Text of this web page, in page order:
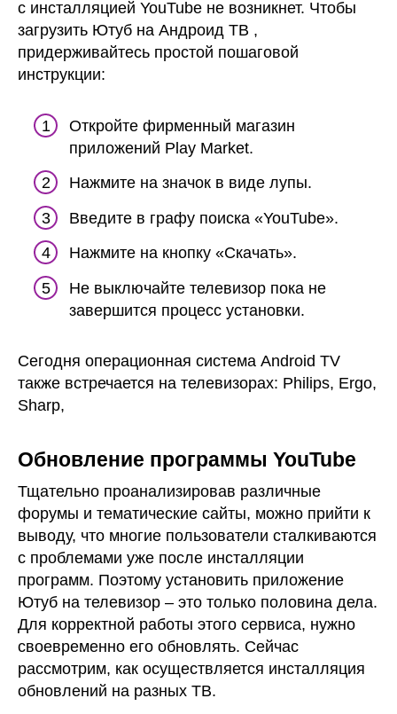
с инсталляцией YouTube не возникнет. Чтобы
загрузить Ютуб на Андроид ТВ ,
придерживайтесь простой пошаговой
инструкции:
Откройте фирменный магазин
приложений Play Market.
Нажмите на значок в виде лупы.
Введите в графу поиска «YouTube».
Нажмите на кнопку «Скачать».
Не выключайте телевизор пока не
завершится процесс установки.
Сегодня операционная система Android TV
также встречается на телевизорах: Philips, Ergo,
Sharp,
Обновление программы YouTube
Тщательно проанализировав различные
форумы и тематические сайты, можно прийти к
выводу, что многие пользователи сталкиваются
с проблемами уже после инсталляции
программ. Поэтому установить приложение
Ютуб на телевизор – это только половина дела.
Для корректной работы этого сервиса, нужно
своевременно его обновлять. Сейчас
рассмотрим, как осуществляется инсталляция
обновлений на разных ТВ.